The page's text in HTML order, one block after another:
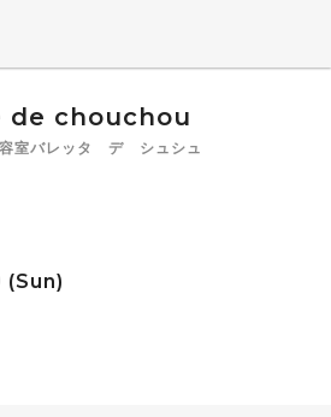
de chouchou
容室バレッタ デ シュシュ
(Sun)